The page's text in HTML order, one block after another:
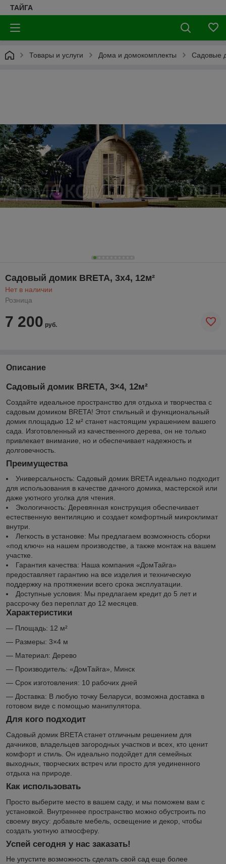
ТАЙГА
Товары и услуги Дома и домокомплекты Садовые
Садовый домик BRETA, 3x4, 12м²
Нет в наличии
Розница
7 200 руб.
Описание
Садовый домик BRETA, 3×4, 12м²
Создайте идеальное пространство для отдыха и творчества с
садовым домиком BRETA! Этот стильный и функциональный
домик площадью 12 м² станет настоящим украшением вашего
сада. Изготовленный из качественного дерева, он не только
привлекает внимание, но и обеспечивает надежность и
долговечность.
Преимущества
Универсальность: Садовый домик BRETA идеально подходит
для использования в качестве дачного домика, мастерской или
даже уютного уголка для чтения.
Экологичность: Деревянная конструкция обеспечивает
естественную вентиляцию и создает комфортный микроклимат
внутри.
Легкость в установке: Мы предлагаем возможность сборки
«под ключ» на нашем производстве, а также монтаж на вашем
участке.
Гарантия качества: Наша компания «ДомТайга»
предоставляет гарантию на все изделия и техническую
поддержку на протяжении всего срока эксплуатации.
Доступные условия: Мы предлагаем кредит до 5 лет и
рассрочку без переплат до 12 месяцев.
Характеристики
— Площадь: 12 м²
— Размеры: 3×4 м
— Материал: Дерево
— Производитель: «ДомТайга», Минск
— Срок изготовления: 10 рабочих дней
— Доставка: В любую точку Беларуси, возможна доставка в
готовом виде с помощью манипулятора.
Для кого подходит
Садовый домик BRETA станет отличным решением для
дачников, владельцев загородных участков и всех, кто ценит
комфорт и стиль. Он идеально подойдет для семейных
выходных, творческих встреч или просто для уединенного
отдыха на природе.
Как использовать
Просто выберите место в вашем саду, и мы поможем вам с
установкой. Внутреннее пространство можно обустроить по
своему вкусу: добавьте мебель, освещение и декор, чтобы
создать уютную атмосферу.
Успей сегодня у нас заказать!
Не упустите возможность сделать свой сад еще более